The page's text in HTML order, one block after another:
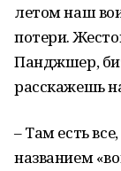
летом наш
потери.
Панджшер,
расскажешь
– Там есть
названием